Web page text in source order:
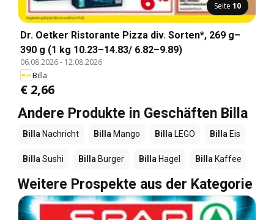
Seite 10
Dr. Oetker Ristorante Pizza div. Sorten*, 269 g–
390 g (1 kg 10.23–14.83/ 6.82–9.89)
06.08.2026- 12.08.2026
Billa
€ 2,66
Andere Produkte in Geschäften Billa
Billa Nachricht Billa Mango Billa LEGO Billa Eis
Billa Sushi Billa Burger Billa Hagel Billa Kaffee
Weitere Prospekte aus der Kategorie